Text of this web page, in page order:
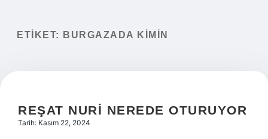
Yasal Uyarı
ETIKET: BURGAZADA KIMIN
REŞAT NURI NEREDE OTURUYOR
Tarih: Kasım 22, 2024